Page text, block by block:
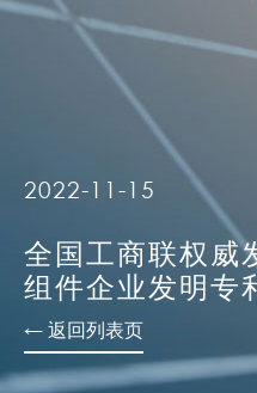
2022-11-15
全国工商联权威
组件企业发明专
← 返回列表页